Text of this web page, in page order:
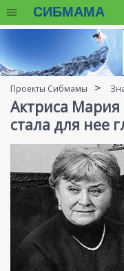
СИБМАМА
Проекты Сибмамы
Актриса
стала для нее